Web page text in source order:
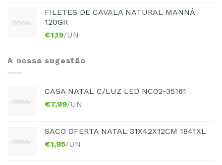
FILETES DE CAVALA NATURAL MANNÁ
120GR
€1,19/UN
A nossa sugestão
CASA NATAL C/LUZ LED NC02-35161
€7,99/UN
SACO OFERTA NATAL 31X42X12CM 1841XL
€1,95/UN